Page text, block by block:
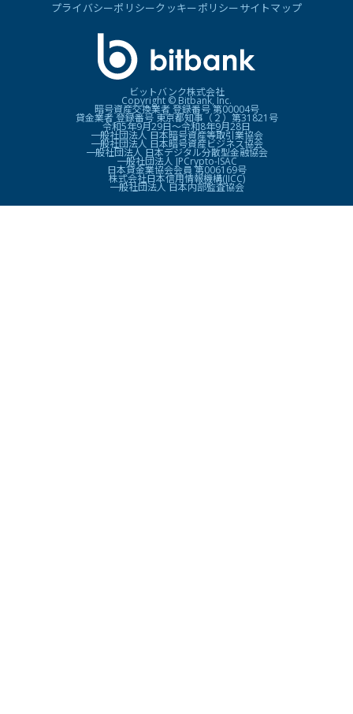
プライバシーポリシークッキーポリシーサイトマップ
ビットバンク株式会社
Copyright © Bitbank, Inc.
暗号資産交換業者 登録番号 第00004号
貸金業者 登録番号 東京都知事（２）第31821号
令和5年9月29日〜令和8年9月28日
一般社団法人 日本暗号資産等取引業協会
一般社団法人 日本暗号資産ビジネス協会
一般社団法人 日本デジタル分散型金融協会
一般社団法人 JPCrypto-ISAC
日本貸金業協会会員 第006169号
株式会社日本信用情報機構(JICC)
一般社団法人 日本内部監査協会